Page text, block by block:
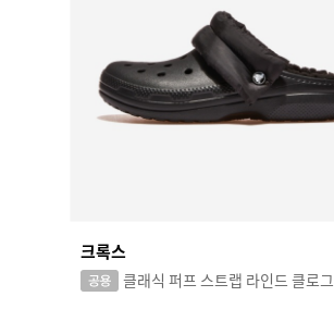
크록스
클래식 퍼프 스트랩 라인드 클로그